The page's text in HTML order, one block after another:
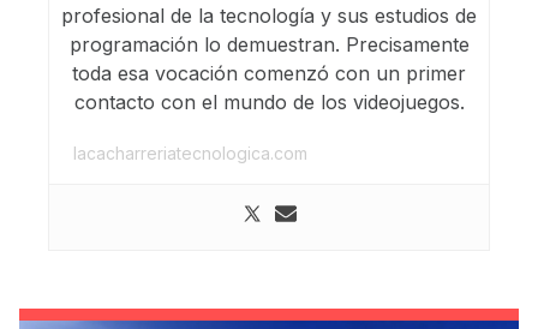
profesional de la tecnología y sus estudios de
programación lo demuestran. Precisamente
toda esa vocación comenzó con un primer
contacto con el mundo de los videojuegos.
lacacharreriatecnologica.com